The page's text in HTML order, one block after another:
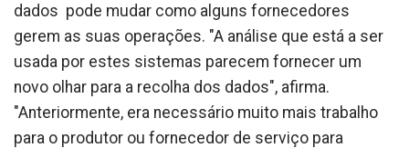
dados pode mudar como alguns fornecedores
gerem as suas operações. "A análise que está a ser
usada por estes sistemas parecem fornecer um
novo olhar para a recolha dos dados", afirma.
"Anteriormente, era necessário muito mais trabalho
para o produtor ou fornecedor de serviço para